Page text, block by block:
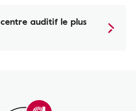
auditif le plus